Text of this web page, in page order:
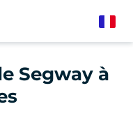
Segway à